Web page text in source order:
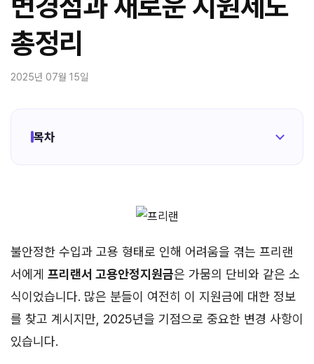
총정리
2025년 07월 15일
목차
불안정한 수입과 고용 형태로 인해 어려움을 겪는 프리랜
서에게 프리랜서 고용안정지원금은 가뭄의 단비와 같은 소
식이었습니다. 많은 분들이 여전히 이 지원금에 대한 정보
를 찾고 계시지만, 2025년을 기점으로 중요한 변경 사항이
있습니다.